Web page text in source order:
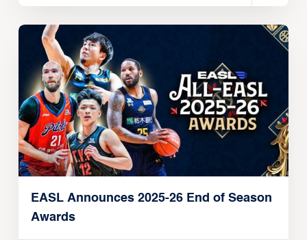
EASL Announces 2025-26 End of Season
Awards